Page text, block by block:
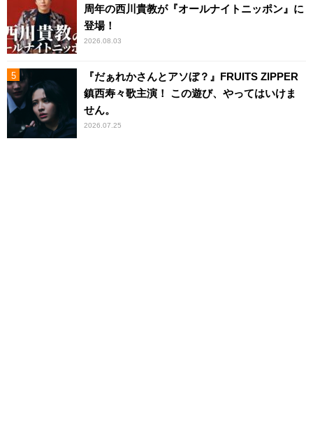
周年の西川貴教が『オールナイトニッポン』に
登場！
2026.08.03
『だぁれかさんとアソぼ？』FRUITS ZIPPER
鎮西寿々歌主演！ この遊び、やってはいけま
せん。
2026.07.25